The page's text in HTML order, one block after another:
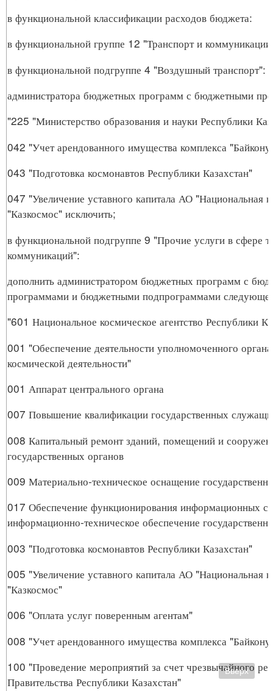
в функциональной классификации расходов бюджета:
в функциональной группе 12 "Транспорт и
в функциональной подгруппе 4 "Воздушный транспорт":
администратора бюджетных программ с бюджетными
"225 "Министерство образования и науки Республики
042 "Учет арендованного имущества комплекса
043 "Подготовка космонавтов Республики Казахстан"
047 "Увеличение уставного капитала АО "Национальная
"Казкосмос" исключить;
в функциональной подгруппе 9 "Прочие услуги в сфере
коммуникаций":
дополнить администратором бюджетных программ с
программами и бюджетными подпрограммами
"601 Национальное космическое агентство Республики
001 "Обеспечение деятельности уполномоченного
космической деятельности"
001 Аппарат центрального органа
007 Повышение квалификации государственных
008 Капитальный ремонт зданий, помещений и
государственных органов
009 Материально-техническое оснащение
017 Обеспечение функционирования информационных
информационно-техническое обеспечение
003 "Подготовка космонавтов Республики Казахстан"
005 "Увеличение уставного капитала АО "Национальная
"Казкосмос"
006 "Оплата услуг поверенным агентам"
008 "Учет арендованного имущества комплекса
100 "Проведение мероприятий за счет чрезвычайного
Правительства Республики Казахстан"
Вверх